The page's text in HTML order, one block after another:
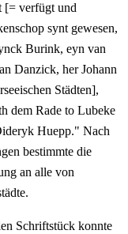
[= verfügt und
synt gewesen,
Burink, eyn van
Danzick, her Johann
Städten],
dem Rade to Lubeke
Huepp." Nach
bestimmte die
an alle von
Schriftstück konnte